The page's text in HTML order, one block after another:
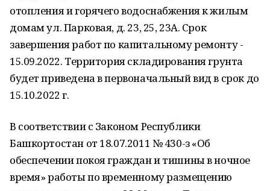
отопления и горячего водоснабжения к жилым
домам ул. Парковая, д. 23, 25, 23А. Срок
завершения работ по капитальному ремонту -
15.09.2022. Территория складирования грунта
будет приведена в первоначальный вид в срок до
15.10.2022 г.
В соответствии с Законом Республики
Башкортостан от 18.07.2011 № 430-з «Об
обеспечении покоя граждан и тишины в ночное
время» работы по временному размещению